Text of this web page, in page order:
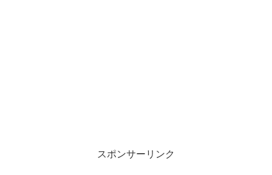
スポンサーリンク